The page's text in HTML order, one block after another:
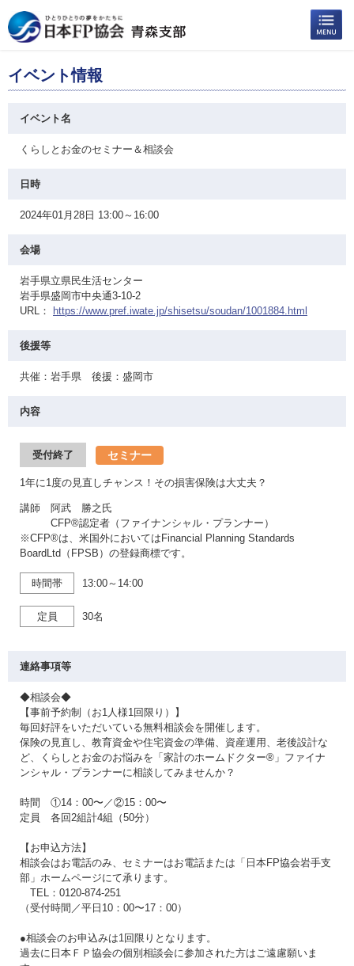
イベント情報
イベント名
くらしとお金のセミナー＆相談会
日時
2024年01月28日 13:00～16:00
会場
岩手県立県民生活センター
岩手県盛岡市中央通3-10-2
URL：
https://www.pref.iwate.jp/shisetsu/soudan/1001884.html
後援等
共催：岩手県 後援：盛岡市
内容
受付終了 セミナー
1年に1度の見直しチャンス！その損害保険は大丈夫？
講師 阿武 勝之氏
CFP®認定者（ファイナンシャル・プランナー）
※CFP®は、米国外においてはFinancial Planning Standards
BoardLtd（FPSB）の登録商標です。
時間帯 13:00～14:00
定員 30名
連絡事項等
◆相談会◆
【事前予約制（お1人様1回限り）】
毎回好評をいただいている無料相談会を開催します。
保険の見直し、教育資金や住宅資金の準備、資産運用、老後設計な
ど、くらしとお金のお悩みを「家計のホームドクター®」ファイナ
ンシャル・プランナーに相談してみませんか？
時間 ①14：00〜／②15：00〜
定員 各回2組計4組（50分）
【お申込方法】
相談会はお電話のみ、セミナーはお電話または「日本FP協会岩手支
部」ホームページにて承ります。
TEL：0120-874-251
（受付時間／平日10：00〜17：00）
●相談会のお申込みは1回限りとなります。
過去に日本ＦＰ協会の個別相談会に参加された方はご遠慮願いま